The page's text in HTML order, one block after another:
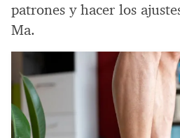
patrones y hacer los
Ma.